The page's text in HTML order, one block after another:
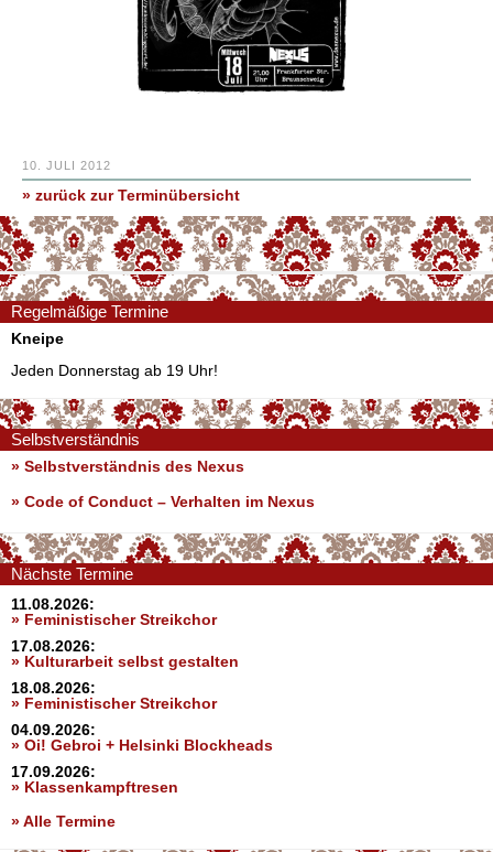
10. JULI 2012
» zurück zur Terminübersicht
Regelmäßige Termine
Kneipe
Jeden Donnerstag ab 19 Uhr!
Selbstverständnis
» Selbstverständnis des Nexus
» Code of Conduct – Verhalten im Nexus
Nächste Termine
11.08.2026:
» Feministischer Streikchor
17.08.2026:
» Kulturarbeit selbst gestalten
18.08.2026:
» Feministischer Streikchor
04.09.2026:
» Oi! Gebroi + Helsinki Blockheads
17.09.2026:
» Klassenkampftresen
» Alle Termine